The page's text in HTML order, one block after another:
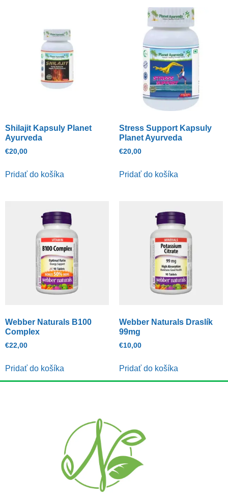
Shilajit Kapsuly Planet
Ayurveda
€20,00
Pridať do košíka
Stress Support Kapsuly
Planet Ayurveda
€20,00
Pridať do košíka
Webber Naturals B100
Complex
€22,00
Pridať do košíka
Webber Naturals Draslík
99mg
€10,00
Pridať do košíka